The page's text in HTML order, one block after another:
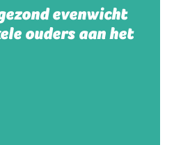
evenwicht
ouders aan het